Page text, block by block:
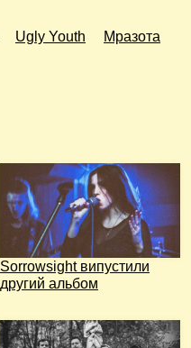
Ugly Youth
Мразота
Sorrowsight випустили
другий альбом